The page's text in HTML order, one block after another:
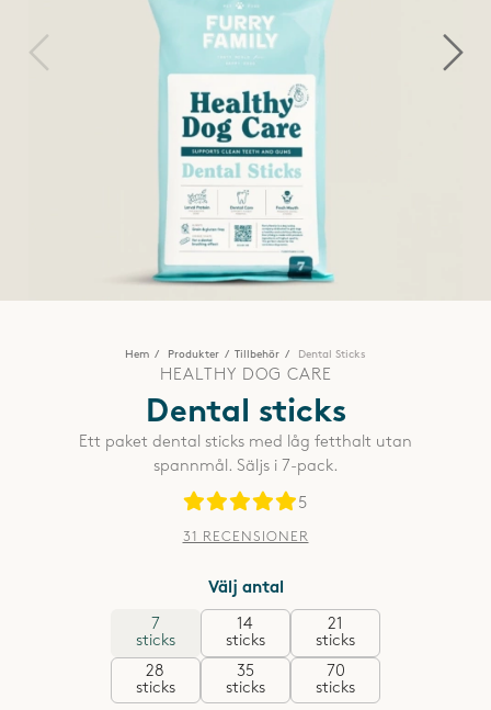
Hem Produkter Tillbehör Dental Sticks
HEALTHY DOG CARE
Dental sticks
Ett paket dental sticks med låg fetthalt utan
spannmål. Säljs i 7-pack.
5
31 RECENSIONER
7
sticks
14
sticks
21
sticks
28
sticks
35
sticks
70
sticks
Välj antal